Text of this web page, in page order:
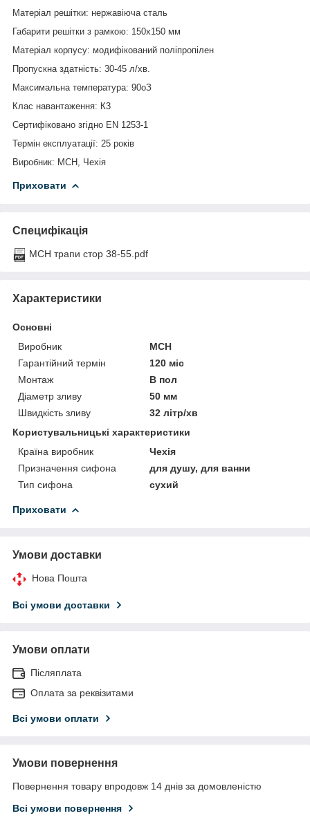
Матеріал решітки: нержавіюча сталь
Габарити решітки з рамкою: 150х150 мм
Матеріал корпусу: модифікований поліпропілен
Пропускна здатність: 30-45 л/хв.
Максимальна температура: 90оЗ
Клас навантаження: К3
Сертифіковано згідно EN 1253-1
Термін експлуатації: 25 років
Виробник: МСН, Чехія
Приховати
Специфікація
MCH трапи стор 38-55.pdf
Характеристики
Основні
Виробник
MCH
Гарантійний термін
120 міс
Монтаж
В пол
Діаметр зливу
50 мм
Швидкість зливу
32 літр/хв
Користувальницькі характеристики
Країна виробник
Чехія
Призначення сифона
для душу, для ванни
Тип сифона
сухий
Приховати
Умови доставки
Нова Пошта
Всі умови доставки
Умови оплати
Післяплата
Оплата за реквізитами
Всі умови оплати
Умови повернення
Повернення товару впродовж 14 днів за домовленістю
Всі умови повернення